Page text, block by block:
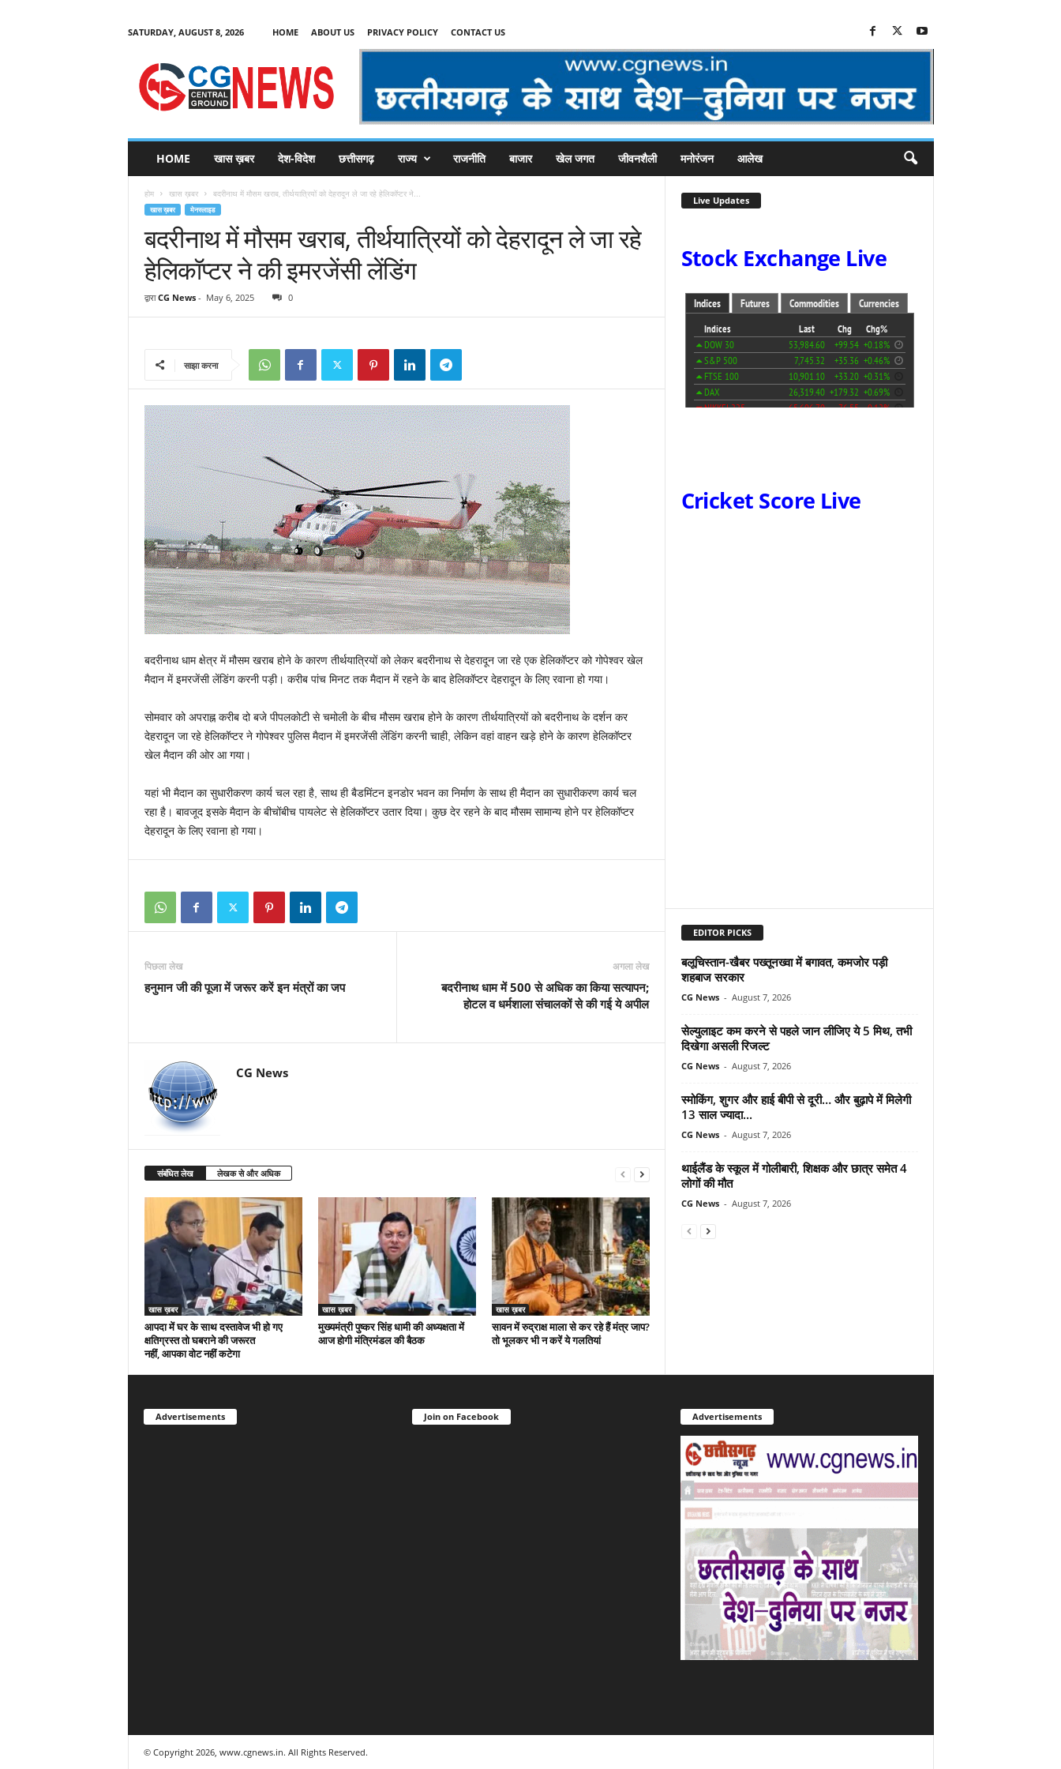
SATURDAY, AUGUST 8, 2026 HOME ABOUT US PRIVACY POLICY CONTACT US
C
HOME खास ख़बर देश-विदेश छत्तीसगढ़ राज्य राजनीति बाजार खेल जगत जीवनशैली मनोरंजन आलेख
होम खास ख़बर बदरीनाथ में मौसम खराब, तीर्थयात्रियों को देहरादून ले जा रहे हेलिकॉप्टर ने...
खास ख़बर मेनस्लाइड
बदरीनाथ में मौसम खराब, तीर्थयात्रियों को देहरादून ले जा रहे
हेलिकॉप्टर ने की इमरजेंसी लेंडिंग
द्वारा CG News- May 6, 2025 0
साझा करना
बदरीनाथ धाम क्षेत्र में मौसम खराब होने के कारण तीर्थयात्रियों को लेकर बदरीनाथ से देहरादून जा रहे एक हेलिकॉप्टर को गोपेश्वर खेल
मैदान में इमरजेंसी लेंडिंग करनी पड़ी। करीब पांच मिनट तक मैदान में रहने के बाद हेलिकॉप्टर देहरादून के लिए रवाना हो गया।
सोमवार को अपराह्न करीब दो बजे पीपलकोटी से चमोली के बीच मौसम खराब होने के कारण तीर्थयात्रियों को बदरीनाथ के दर्शन कर
देहरादून जा रहे हेलिकॉप्टर ने गोपेश्वर पुलिस मैदान में इमरजेंसी लेंडिंग करनी चाही, लेकिन वहां वाहन खड़े होने के कारण हेलिकॉप्टर
खेल मैदान की ओर आ गया।
यहां भी मैदान का सुधारीकरण कार्य चल रहा है, साथ ही बैडमिंटन इनडोर भवन का निर्माण के साथ ही मैदान का सुधारीकरण कार्य चल
रहा है। बावजूद इसके मैदान के बीचोंबीच पायलेट से हेलिकॉप्टर उतार दिया। कुछ देर रहने के बाद मौसम सामान्य होने पर हेलिकॉप्टर
देहरादून के लिए रवाना हो गया।
पिछला लेख
हनुमान जी की पूजा में जरूर करें इन मंत्रों का जप
अगला लेख
बदरीनाथ धाम में 500 से अधिक का किया सत्यापन;
होटल व धर्मशाला संचालकों से की गई ये अपील
CG News
संबंधित लेख लेखक से और अधिक
खास ख़बर
आपदा में घर के साथ दस्तावेज भी हो गए
क्षतिग्रस्त तो घबराने की जरूरत
नहीं, आपका वोट नहीं कटेगा
खास ख़बर
मुख्यमंत्री पुष्कर सिंह धामी की अध्यक्षता में
आज होगी मंत्रिमंडल की बैठक
खास ख़बर
सावन में रुद्राक्ष माला से कर रहे हैं मंत्र जाप?
तो भूलकर भी न करें ये गलतियां
Live Updates
Stock Exchange Live
Cricket Score Live
EDITOR PICKS
बलूचिस्तान-खैबर पख्तूनख्वा में बगावत, कमजोर पड़ी
शहबाज सरकार
CG News - August 7, 2026
सेल्युलाइट कम करने से पहले जान लीजिए ये 5 मिथ, तभी
दिखेगा असली रिजल्ट
CG News - August 7, 2026
स्मोकिंग, शुगर और हाई बीपी से दूरी… और बुढ़ापे में मिलेगी
13 साल ज्यादा...
CG News - August 7, 2026
थाईलैंड के स्कूल में गोलीबारी, शिक्षक और छात्र समेत 4
लोगों की मौत
CG News - August 7, 2026
Advertisements Join on Facebook Advertisements
© Copyright 2026, www.cgnews.in. All Rights Reserved.